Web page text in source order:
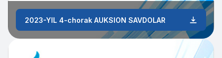
2023-YIL 4-chorak AUKSION SAVDOLAR